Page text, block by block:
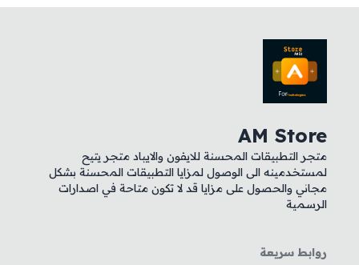
AM Store
متجر التطبيقات المحسنة للايفون والايباد متجر يتيح
لمستخدمينه الى الوصول لمزايا التطبيقات المحسنة بشكل
مجاني والحصول على مزايا قد لا تكون متاحة في اصدارات
الرسمية
روابط سريعة